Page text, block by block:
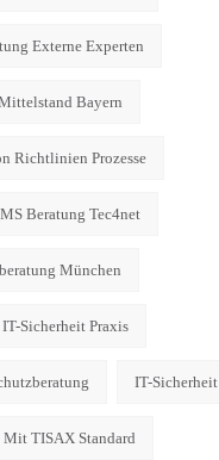
Externe Experten
Bayern
Richtlinien Prozesse
Beratung Tec4net
München
Sicherheit Praxis
IT-Sicherheit
TISAX Standard